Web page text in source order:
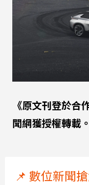
《原文刊登於合
聞網獲授權轉載
📌 數位新聞